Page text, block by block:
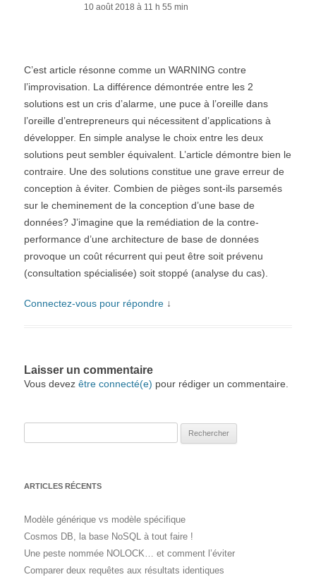
10 août 2018 à 11 h 55 min
C’est article résonne comme un WARNING contre
l’improvisation. La différence démontrée entre les 2
solutions est un cris d’alarme, une puce à l’oreille dans
l’oreille d’entrepreneurs qui nécessitent d’applications à
développer. En simple analyse le choix entre les deux
solutions peut sembler équivalent. L’article démontre bien le
contraire. Une des solutions constitue une grave erreur de
conception à éviter. Combien de pièges sont-ils parsemés
sur le cheminement de la conception d’une base de
données? J’imagine que la remédiation de la contre-
performance d’une architecture de base de données
provoque un coût récurrent qui peut être soit prévenu
(consultation spécialisée) soit stoppé (analyse du cas).
Connectez-vous pour répondre ↓
Laisser un commentaire
Vous devez être connecté(e) pour rédiger un commentaire.
ARTICLES RÉCENTS
Modèle générique vs modèle spécifique
Cosmos DB, la base NoSQL à tout faire !
Une peste nommée NOLOCK… et comment l’éviter
Comparer deux requêtes aux résultats identiques